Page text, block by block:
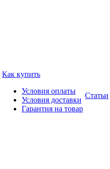
Как купить
Условия оплаты
Условия доставки
Гарантия на товар
Статьи